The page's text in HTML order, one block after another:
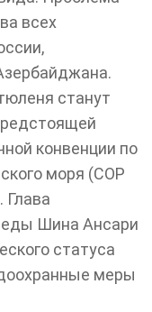
всех
станут
конвенции по
моря (COP
Глава
Шина Ансари
статуса
меры